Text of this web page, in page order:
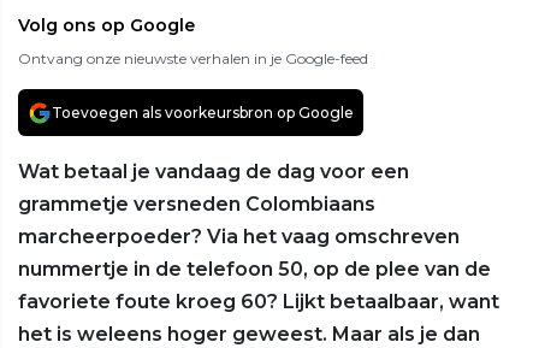
Volg ons op Google
Ontvang onze nieuwste verhalen in je Google-feed
Toevoegen als voorkeursbron op Google
Wat betaal je vandaag de dag voor een
grammetje versneden Colombiaans
marcheerpoeder? Via het vaag omschreven
nummertje in de telefoon 50, op de plee van de
favoriete foute kroeg 60? Lijkt betaalbaar, want
het is weleens hoger geweest. Maar als je dan